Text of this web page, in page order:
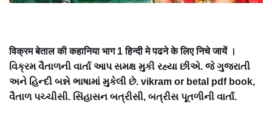
विक्रम बेताल की कहानिया भाग 1 हिन्दी मे पढने के लिए निचे जायें ।
વિક્રમ વૈતાળની વાર્તા આપ સમક્ષ મુકી રહ્યા છીએ. જે ગુજરાતી
અને હિન્દી બન્ને ભાષામાં મુકેલી છે. vikram or betal pdf book,
વૈતાળ પચ્ચીસી. સિંહાસન બત્રીસી, બત્રીસ પૂતળીની વાર્તા.